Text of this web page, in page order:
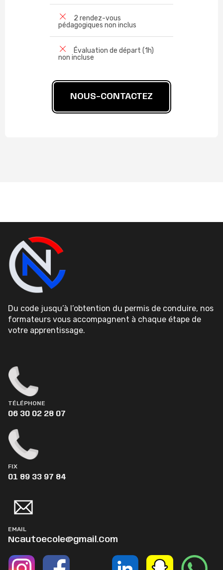
2 rendez-vous
pédagogiques non inclus
Évaluation de départ (1h)
non incluse
NOUS-CONTACTEZ
Du code jusqu’à l’obtention du permis de conduire, nos
formateurs vous accompagnent à chaque étape de
votre apprentissage.
TÉLÉPHONE
06 30 02 28 07
FIX
01 89 33 97 84
EMAIL
Ncautoecole@gmail.Com